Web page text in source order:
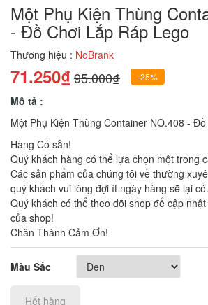
Một Phụ Kiện Thùng
- Đồ Chơi Lắp Ráp Lego
Thương hiệu : NoBrank
71.250₫95.000₫ -25%
Mô tả :
Một Phụ Kiện Thùng Container NO.408 -
Hàng Có sẵn!
Quý khách hàng có thể lựa chọn một trong
Các sản phẩm của chúng tôi về thường
quý khách vui lòng đợi ít ngày hàng sẽ lại có.
Quý khách có thể theo dõi shop để cập
của shop!
Chân Thành Cảm Ơn!
Màu Sắc
Hết hàng